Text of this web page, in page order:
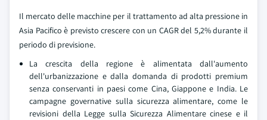
Il mercato delle macchine per il trattamento ad alta pressione in
Asia Pacifico è previsto crescere con un CAGR del 5,2% durante il
periodo di previsione.
La crescita della regione è alimentata dall'aumento
dell'urbanizzazione e dalla domanda di prodotti premium
senza conservanti in paesi come Cina, Giappone e India. Le
campagne governative sulla sicurezza alimentare, come le
revisioni della Legge sulla Sicurezza Alimentare cinese e il